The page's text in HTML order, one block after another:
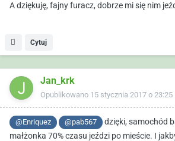
A dziękuję, fajny furacz, dobrze mi się nim
Cytuj
Jan_krk
Opublikowano 15 stycznia 2017 o 23:25
@Enriquez @pab567
dzięki, samochód
małżonka 70% czasu jeździ po mieście. I